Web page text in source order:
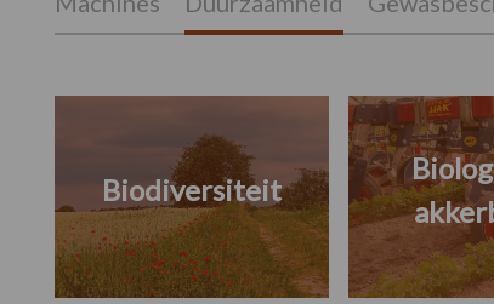
Biodiversiteit